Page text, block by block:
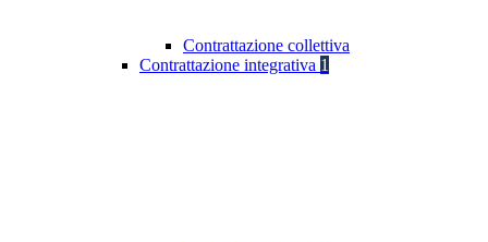
Contrattazione collettiva
Contrattazione integrativa 1